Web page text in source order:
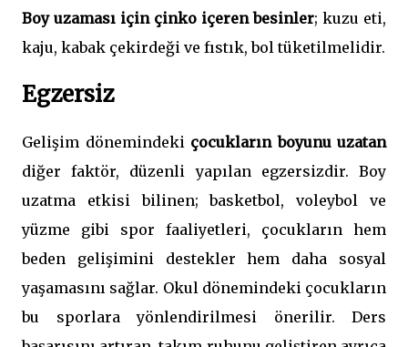
Boy uzaması için çinko içeren besinler; kuzu eti,
kaju, kabak çekirdeği ve fıstık, bol tüketilmelidir.
Egzersiz
Gelişim dönemindeki çocukların boyunu uzatan
diğer faktör, düzenli yapılan egzersizdir. Boy
uzatma etkisi bilinen; basketbol, voleybol ve
yüzme gibi spor faaliyetleri, çocukların hem
beden gelişimini destekler hem daha sosyal
yaşamasını sağlar. Okul dönemindeki çocukların
bu sporlara yönlendirilmesi önerilir. Ders